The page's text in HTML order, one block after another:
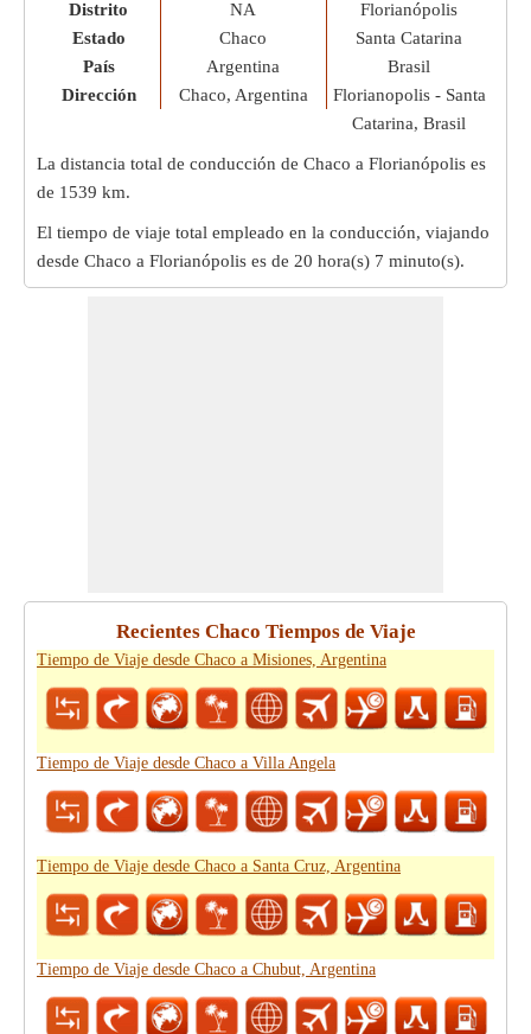
Distrito
Estado
País
Dirección
NA
Chaco
Argentina
Chaco, Argentina
Florianópolis
Santa Catarina
Brasil
Florianopolis - Santa
Catarina, Brasil
La distancia total de conducción de Chaco a Florianópolis es
de 1539 km.
El tiempo de viaje total empleado en la conducción, viajando
desde Chaco a Florianópolis es de 20 hora(s) 7 minuto(s).
Recientes Chaco Tiempos de Viaje
Tiempo de Viaje desde Chaco a Misiones, Argentina
Tiempo de Viaje desde Chaco a Villa Angela
Tiempo de Viaje desde Chaco a Santa Cruz, Argentina
Tiempo de Viaje desde Chaco a Chubut, Argentina